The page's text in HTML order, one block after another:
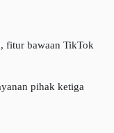
fitur bawaan TikTok
pihak ketiga